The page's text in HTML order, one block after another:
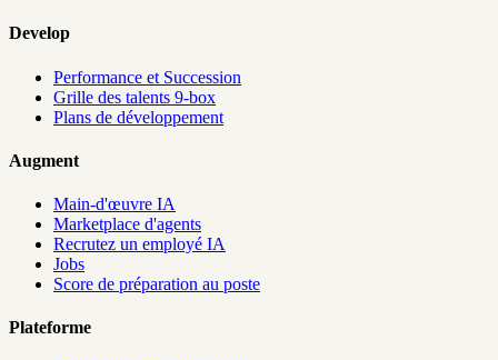
Develop
Performance et Succession
Grille des talents 9-box
Plans de développement
Augment
Main-d'œuvre IA
Marketplace d'agents
Recrutez un employé IA
Jobs
Score de préparation au poste
Plateforme